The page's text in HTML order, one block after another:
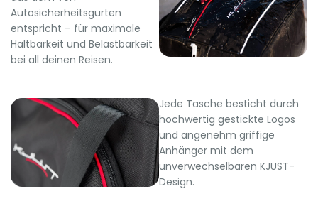
Autosicherheitsgurten
entspricht – für maximale
Haltbarkeit und Belastbarkeit
bei all deinen Reisen.
Jede Tasche besticht durch
hochwertig gestickte Logos
und angenehm griffige
Anhänger mit dem
unverwechselbaren KJUST-
Design.